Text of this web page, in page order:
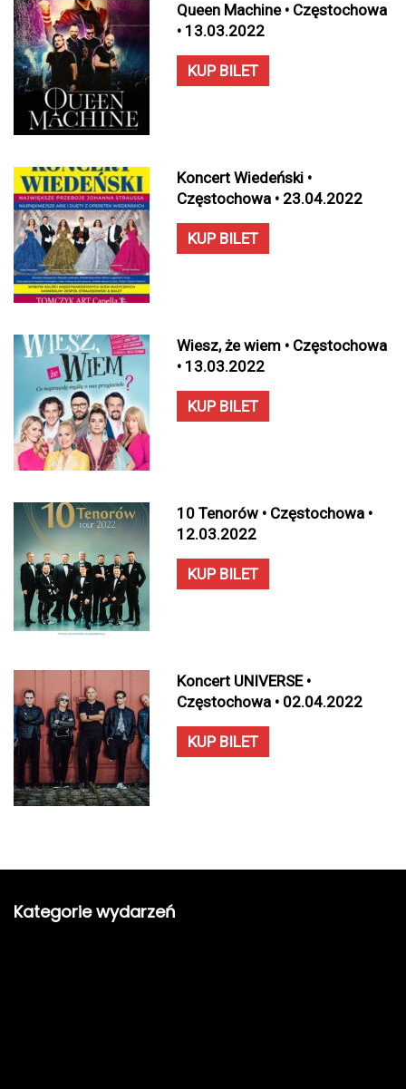
Queen Machine • Częstochowa
• 13.03.2022
KUP BILET
Koncert Wiedeński •
Częstochowa • 23.04.2022
KUP BILET
Wiesz, że wiem • Częstochowa
• 13.03.2022
KUP BILET
10 Tenorów • Częstochowa •
12.03.2022
KUP BILET
Koncert UNIVERSE •
Częstochowa • 02.04.2022
KUP BILET
Kategorie wydarzeń